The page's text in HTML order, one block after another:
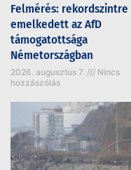
Felmérés: rekordszintre
emelkedett az AfD
támogatottsága
Németországban
2026. augusztus 7.
Nincs
hozzászólás